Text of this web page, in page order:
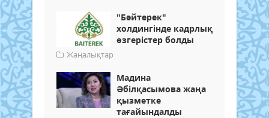
"Бәйтерек"
холдингінде кадрлық
өзгерістер болды
Жаңалықтар
Мадина
Әбілқасымова жаңа
қызметке
тағайындалды